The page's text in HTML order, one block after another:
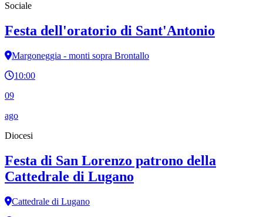
Sociale
Festa dell'oratorio di Sant'Antonio
Margoneggia - monti sopra Brontallo
10:00
09
ago
Diocesi
Festa di San Lorenzo patrono della
Cattedrale di Lugano
Cattedrale di Lugano